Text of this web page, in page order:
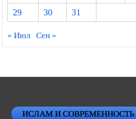
29
30 31
« Июл Сен »
ИСЛАМ И СОВРЕМЕННОСТЬ